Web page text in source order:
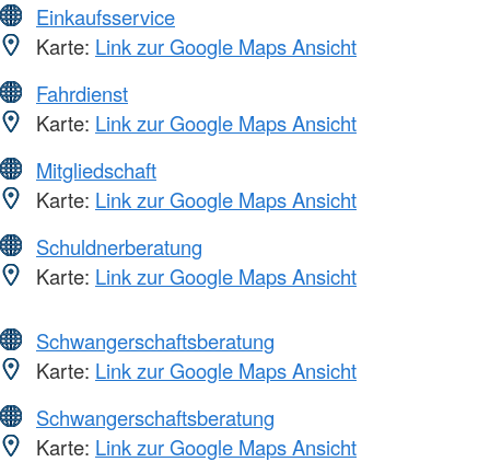
Einkaufsservice
Karte: Link zur Google Maps Ansicht
Fahrdienst
Karte: Link zur Google Maps Ansicht
Mitgliedschaft
Karte: Link zur Google Maps Ansicht
Schuldnerberatung
Karte: Link zur Google Maps Ansicht
Schwangerschaftsberatung
Karte: Link zur Google Maps Ansicht
Schwangerschaftsberatung
Karte: Link zur Google Maps Ansicht